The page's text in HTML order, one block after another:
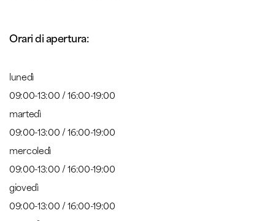
Orari di apertura:
lunedì
09:00-13:00 / 16:00-19:00
martedì
09:00-13:00 / 16:00-19:00
mercoledì
09:00-13:00 / 16:00-19:00
giovedì
09:00-13:00 / 16:00-19:00